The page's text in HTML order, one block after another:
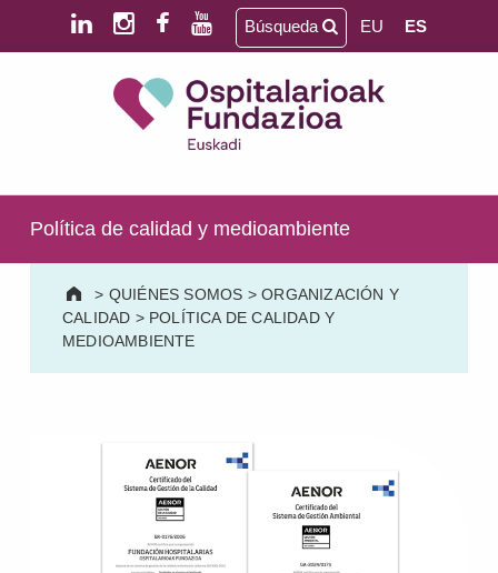
Saltar al contenido principal
Saltar al pie de página
SALUD MENTAL | DISCAPACIDAD INTELECTUAL | NEURORREHABILITACIÓN Y DAÑO CEREBRAL | PERSONA MAYOR
Búsqueda EU ES
Política de calidad y medioambiente
> QUIÉNES SOMOS >ORGANIZACIÓN Y
CALIDAD > POLÍTICA DE CALIDAD Y
MEDIOAMBIENTE